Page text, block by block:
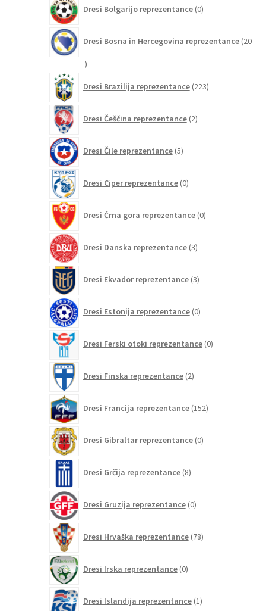
Dresi Bolgarijo reprezentance 0izdelkov
Dresi Bosna in Hercegovina reprezentance 20
20
Dresi Brazilija reprezentance 223izdelkov
Dresi Češčina reprezentance 2izdelka
Dresi Čile reprezentance 5izdelkov
Dresi Ciper reprezentance 0izdelkov
Dresi Črna gora reprezentance 0izdelkov
Dresi Danska reprezentance 3izdelki
Dresi Ekvador reprezentance 3izdelki
Dresi Estonija reprezentance 0izdelkov
Dresi Ferski otoki reprezentance 0izdelkov
Dresi Finska reprezentance 2izdelka
Dresi Francija reprezentance 152izdelkov
Dresi Gibraltar reprezentance 0izdelkov
Dresi Grčija reprezentance 8izdelkov
Dresi Gruzija reprezentance 0izdelkov
Dresi Hrvaška reprezentance 78izdelkov
Dresi Irska reprezentance 0izdelkov
Dresi Islandija reprezentance 1izdelek